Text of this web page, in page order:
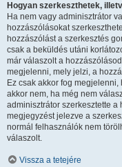
Hogyan szerkeszthetek,
Ha nem vagy adminisztrátor
hozzászólásokat
hozzászólást a szerkesztés
csak a beküldés utáni
már válaszolt a
megjelenni, mely jelzi, a
Ez csak akkor fog
akkor nem, ha még nem
adminisztrátor szerkesztette
megjegyzést jelezve a
normál felhasználók nem
válaszolt.
Vissza a tetejére